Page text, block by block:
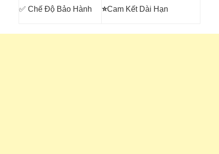
✅ Chế Độ Bảo Hành ⭐Cam Kết Dài Hạn